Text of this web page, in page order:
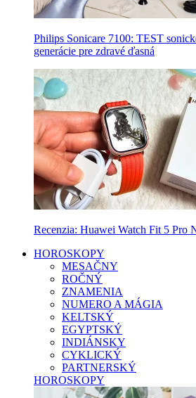
Philips Sonicare 7100: TEST
generácie pre zdravé ďasná
Recenzia: Huawei Watch Fit 5 Pro
HOROSKOPY
MESAČNY
ROČNÝ
ZNAMENIA
NUMERO A MÁGIA
KELTSKÝ
EGYPTSKÝ
INDIÁNSKY
CYKLICKÝ
PARTNERSKÝ
HOROSKOPY